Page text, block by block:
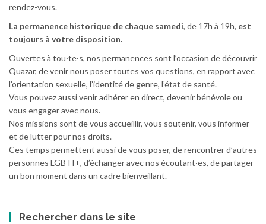
rendez-vous.
La permanence historique de chaque samedi, de 17h à 19h, est
toujours à votre disposition.
Ouvertes à tou·te·s, nos permanences sont l’occasion de découvrir
Quazar, de venir nous poser toutes vos questions, en rapport avec
l’orientation sexuelle, l’identité de genre, l’état de santé.
Vous pouvez aussi venir adhérer en direct, devenir bénévole ou
vous engager avec nous.
Nos missions sont de vous accueillir, vous soutenir, vous informer
et de lutter pour nos droits.
Ces temps permettent aussi de vous poser, de rencontrer d’autres
personnes LGBTI+, d’échanger avec nos écoutant·es, de partager
un bon moment dans un cadre bienveillant.
Rechercher dans le site